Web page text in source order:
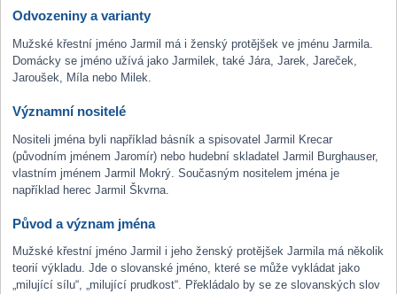
Odvozeniny a varianty
Mužské křestní jméno Jarmil má i ženský protějšek ve jménu Jarmila.
Domácky se jméno užívá jako Jarmilek, také Jára, Jarek, Jareček,
Jaroušek, Míla nebo Milek.
Významní nositelé
Nositeli jména byli například básník a spisovatel Jarmil Krecar
(původním jménem Jaromír) nebo hudební skladatel Jarmil Burghauser,
vlastním jménem Jarmil Mokrý. Současným nositelem jména je
například herec Jarmil Škvrna.
Původ a význam jména
Mužské křestní jméno Jarmil i jeho ženský protějšek Jarmila má několik
teorií výkladu. Jde o slovanské jméno, které se může vykládat jako
„milující sílu“, „milující prudkost“. Překládalo by se ze slovanských slov